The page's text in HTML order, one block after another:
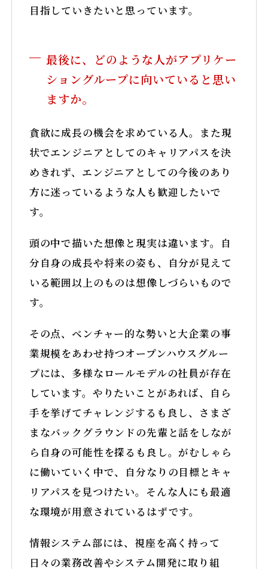
目指していきたいと思っています。
最後に、どのような人がアプリケー
ショングループに向いていると思い
ますか。
貪欲に成長の機会を求めている人。また現
状でエンジニアとしてのキャリアパスを決
めきれず、エンジニアとしての今後のあり
方に迷っているような人も歓迎したいで
す。
頭の中で描いた想像と現実は違います。自
分自身の成長や将来の姿も、自分が見えて
いる範囲以上のものは想像しづらいもので
す。
その点、ベンチャー的な勢いと大企業の事
業規模をあわせ持つオープンハウスグルー
プには、多様なロールモデルの社員が存在
しています。やりたいことがあれば、自ら
手を挙げてチャレンジするも良し、さまざ
まなバックグラウンドの先輩と話をしなが
ら自身の可能性を探るも良し。がむしゃら
に働いていく中で、自分なりの目標とキャ
リアパスを見つけたい。そんな人にも最適
な環境が用意されているはずです。
情報システム部には、視座を高く持って
日々の業務改善やシステム開発に取り組